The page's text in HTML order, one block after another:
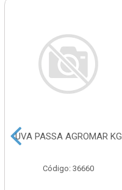
UVA PASSA AGROMAR KG
Código: 36660